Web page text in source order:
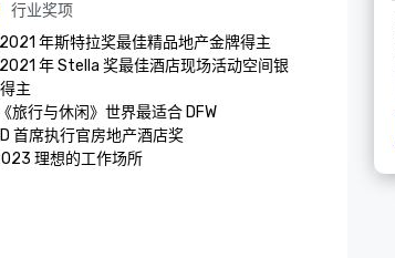
行业奖项
年斯特拉奖最佳精品地产金牌得主
年 Stella 奖最佳酒店现场活动空间银
主
旅行与休闲》世界最适合 DFW
首席执行官房地产酒店奖
理想的工作场所